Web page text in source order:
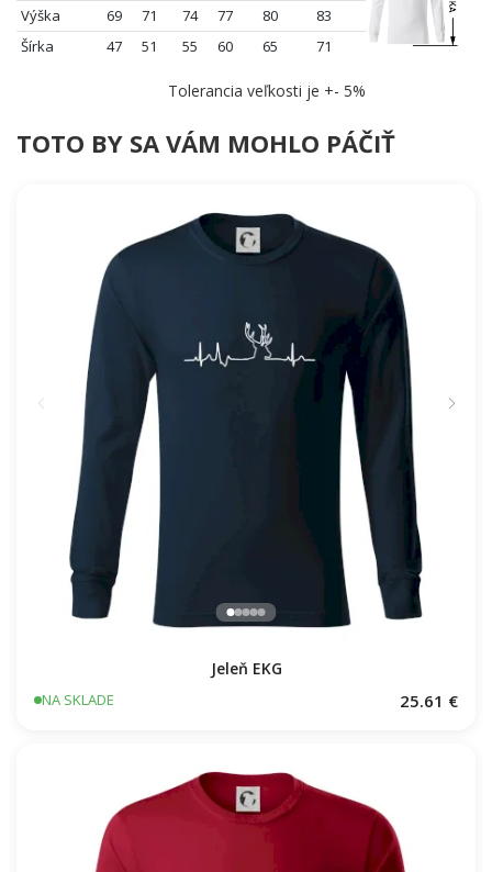
Výška 69 71 74 77 80
83
Šírka
47 51 55 60 65 71
Tolerancia veľkosti je +- 5%
TOTO BY SA VÁM MOHLO PÁČIŤ
Jeleň EKG
NA SKLADE 25.61 €